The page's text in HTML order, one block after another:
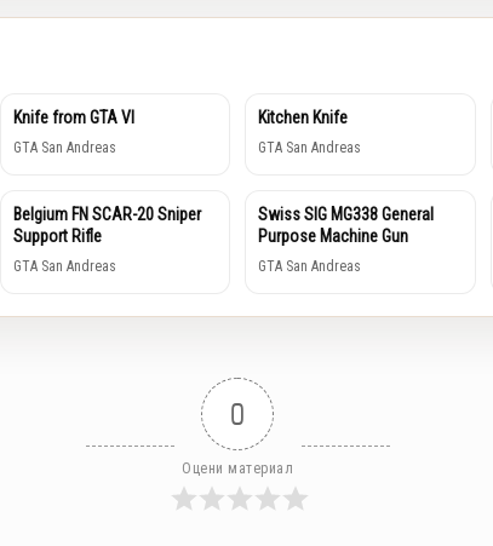
Knife from GTA VI
GTA San Andreas
Kitchen Knife
GTA San Andreas
Belgium FN SCAR-20 Sniper
Support Rifle
GTA San Andreas
Swiss SIG MG338 General
Purpose Machine Gun
GTA San Andreas
0
Оцени материал